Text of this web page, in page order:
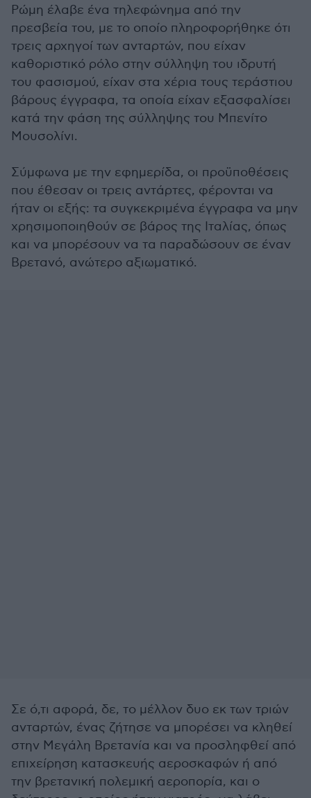
Ρώμη έλαβε ένα τηλεφώνημα από την
πρεσβεία του, με το οποίο πληροφορήθηκε ότι
τρεις αρχηγοί των ανταρτών, που είχαν
καθοριστικό ρόλο στην σύλληψη του ιδρυτή
του φασισμού, είχαν στα χέρια τους τεράστιου
βάρους έγγραφα, τα οποία είχαν εξασφαλίσει
κατά την φάση της σύλληψης του Μπενίτο
Μουσολίνι.
Σύμφωνα με την εφημερίδα, οι προϋποθέσεις
που έθεσαν οι τρεις αντάρτες, φέρονται να
ήταν οι εξής: τα συγκεκριμένα έγγραφα να μην
χρησιμοποιηθούν σε βάρος της Ιταλίας, όπως
και να μπορέσουν να τα παραδώσουν σε έναν
Βρετανό, ανώτερο αξιωματικό.
Σε ό,τι αφορά, δε, το μέλλον δυο εκ των τριών
ανταρτών, ένας ζήτησε να μπορέσει να κληθεί
στην Μεγάλη Βρετανία και να προσληφθεί από
επιχείρηση κατασκευής αεροσκαφών ή από
την βρετανική πολεμική αεροπορία, και ο